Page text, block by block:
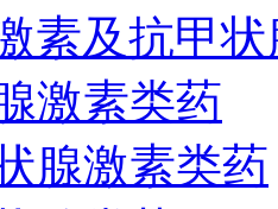
素及抗甲
激素类药
腺激素类药